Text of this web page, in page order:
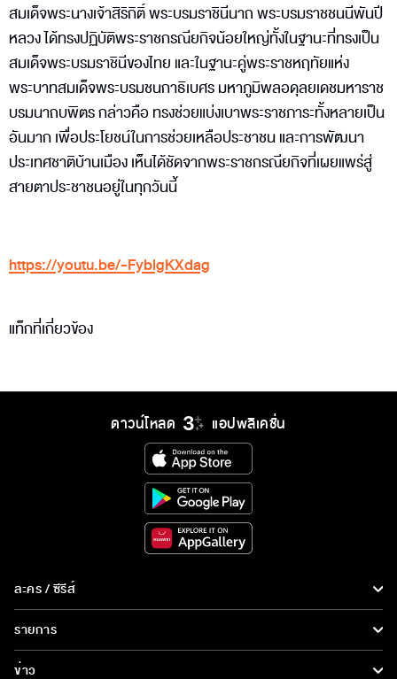
สมเด็จพระนางเจ้าสิริกิติ์ พระบรมราชินีนาถ พระบรมราชชนนีพันปี
หลวง ได้ทรงปฏิบัติพระราชกรณียกิจน้อยใหญ่ทั้งในฐานะที่ทรงเป็น
สมเด็จพระบรมราชินีของไทย และในฐานะคู่พระราชหฤทัยแห่ง
พระบาทสมเด็จพระบรมชนกาธิเบศร มหาภูมิพลอดุลยเดชมหาราช
บรมนาถบพิตร กล่าวคือ ทรงช่วยแบ่งเบาพระราชภาระทั้งหลายเป็น
อันมาก เพื่อประโยชน์ในการช่วยเหลือประชาชน และการพัฒนา
ประเทศชาติบ้านเมือง เห็นได้ชัดจากพระราชกรณียกิจที่เผยแพร่สู่
สายตาประชาชนอยู่ในทุกวันนี้
https://youtu.be/-FyblgKXdag
แท็กที่เกี่ยวข้อง
ดาวน์โหลด แอปพลิเคชั่น
ละคร / ซีรีส์
ละคร/ซีรีส์
ซีรีส์นานาชาติ
รายการ
รายการทั้งหมด
ข่าว